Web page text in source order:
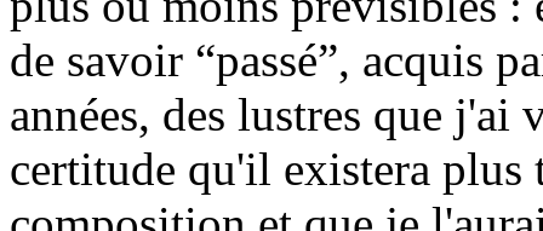
de savoir “passé”, acquis
années, des lustres que j'ai
certitude qu'il existera plus